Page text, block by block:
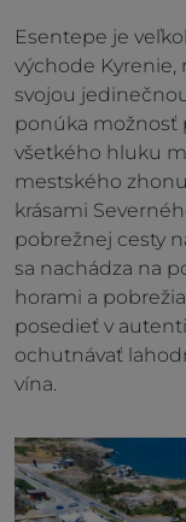
Esentepe je
východe Kyrenie,
svojou
ponúka možnosť
všetkého hluku
mestského
krásami
pobrežnej cesty
sa nachádza na
horami a
posedieť v
ochutnávať
vína.